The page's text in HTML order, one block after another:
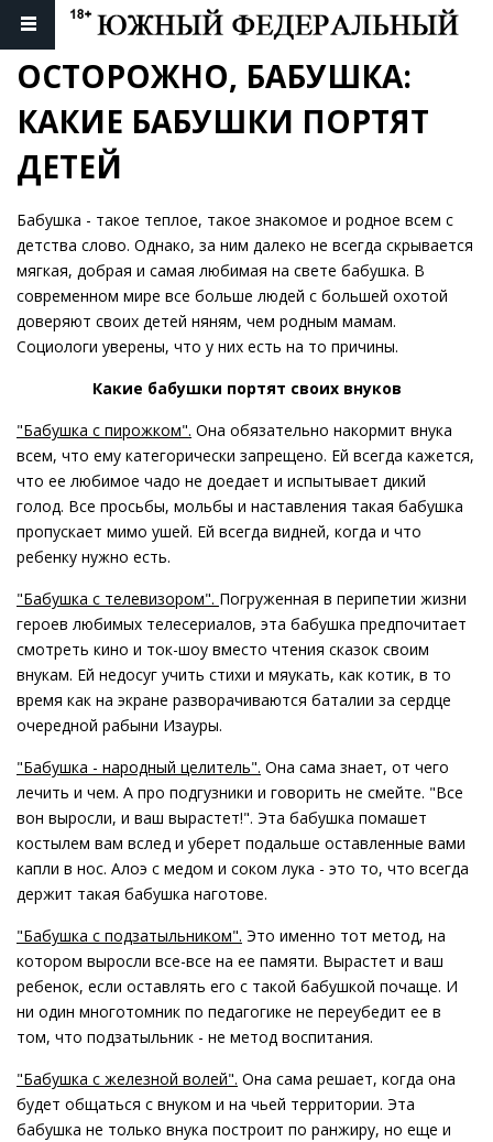
ОСТОРОЖНО, БАБУШКА:
КАКИЕ БАБУШКИ ПОРТЯТ
ДЕТЕЙ
Бабушка - такое теплое, такое знакомое и родное всем с
детства слово. Однако, за ним далеко не всегда скрывается
мягкая, добрая и самая любимая на свете бабушка. В
современном мире все больше людей с большей охотой
доверяют своих детей няням, чем родным мамам.
Социологи уверены, что у них есть на то причины.
Какие бабушки портят своих внуков
"Бабушка с пирожком". Она обязательно накормит внука
всем, что ему категорически запрещено. Ей всегда кажется,
что ее любимое чадо не доедает и испытывает дикий
голод. Все просьбы, мольбы и наставления такая бабушка
пропускает мимо ушей. Ей всегда видней, когда и что
ребенку нужно есть.
"Бабушка с телевизором". Погруженная в перипетии жизни
героев любимых телесериалов, эта бабушка предпочитает
смотреть кино и ток-шоу вместо чтения сказок своим
внукам. Ей недосуг учить стихи и мяукать, как котик, в то
время как на экране разворачиваются баталии за сердце
очередной рабыни Изауры.
"Бабушка - народный целитель". Она сама знает, от чего
лечить и чем. А про подгузники и говорить не смейте. "Все
вон выросли, и ваш вырастет!". Эта бабушка помашет
костылем вам вслед и уберет подальше оставленные вами
капли в нос. Алоэ с медом и соком лука - это то, что всегда
держит такая бабушка наготове.
"Бабушка с подзатыльником". Это именно тот метод, на
котором выросли все-все на ее памяти. Вырастет и ваш
ребенок, если оставлять его с такой бабушкой почаще. И
ни один многотомник по педагогике не переубедит ее в
том, что подзатыльник - не метод воспитания.
"Бабушка с железной волей". Она сама решает, когда она
будет общаться с внуком и на чьей территории. Эта
бабушка не только внука построит по ранжиру, но еще и